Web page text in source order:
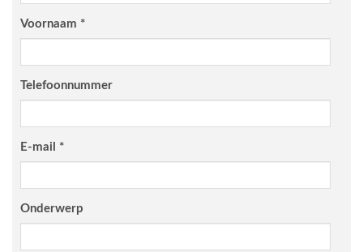
Voornaam *
Telefoonnummer
E-mail *
Onderwerp